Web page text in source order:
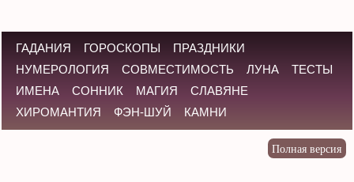
ГАДАНИЯ ГОРОСКОПЫ
ПРАЗДНИКИ
НУМЕРОЛОГИЯ
СОВМЕСТИМОСТЬ ЛУНА
ТЕСТЫ
ИМЕНА
СОННИК МАГИЯ
СЛАВЯНЕ
ХИРОМАНТИЯ
ФЭН-ШУЙ КАМНИ